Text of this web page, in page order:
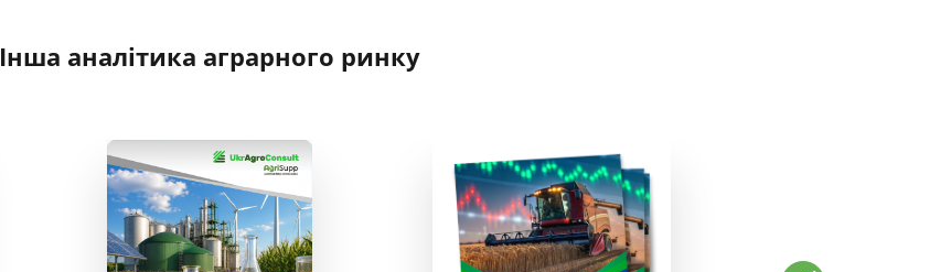
Інша аналітика аграрного ринку